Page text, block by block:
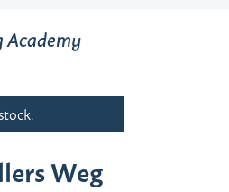
Academy
Weg